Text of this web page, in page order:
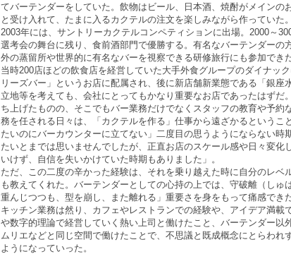
てバーテンダーをしていた。飲物はビール、日本酒、焼酎がメインの
と受け入れて、たまに入るカクテルの注文を楽しみながら作っていた。
2003年には、サントリーカクテルコンペティションに出場。2000～
選考会の舞台に残り、食前酒部門で優勝する。有名なバーテンダーの
外の蒸留所や世界的に有名なバーを視察できる研修旅行にも参加でき
当時200店ほどの飲食店を経営していた大手外食グループのダイナッ
リーズバー」というお店に配属され、後に新店舗新業態である「銀座
立地等を考えても、会社にとってもかなり重要なお店であったはずだ
ち上げたものの、そこでもバー業務だけでなくスタッフの教育や予約
務を任される日々は、「カクテルを作る」仕事から遠ざかるというこ
たいのにバーカウンターに立てない」二度目の思うようにならない時
たいとまでは思いませんでしたが、正直お店のスケール感や日々変化
いけず、自信を失いかけていた時期もありました」。
ただ、この二度の辛かった経験は、それを乗り越えた時に自分のレベ
も教えてくれた。バーテンダーとしての心持の上では、守破離（しゅ
重んじつつも、型を崩し、また離れる」重要さを身をもって痛感でき
キッチン業務は然り、カフェやレストランでの経験や、アイデア満載
や数字的理論で経営していく熱い上司と働けたこと、バーテンダー以
ムリエなどと同じ空間で働けたことで、不思議と既成概念にとらわれ
ようになっていった。